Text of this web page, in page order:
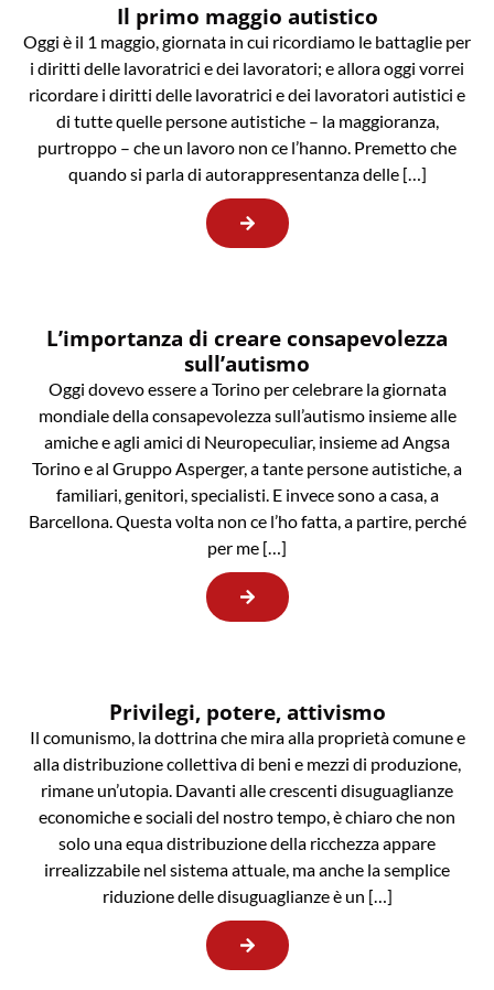
Il primo maggio autistico
Oggi è il 1 maggio, giornata in cui ricordiamo le battaglie per
i diritti delle lavoratrici e dei lavoratori; e allora oggi vorrei
ricordare i diritti delle lavoratrici e dei lavoratori autistici e
di tutte quelle persone autistiche – la maggioranza,
purtroppo – che un lavoro non ce l’hanno. Premetto che
quando si parla di autorappresentanza delle […]
L’importanza di creare consapevolezza
sull’autismo
Oggi dovevo essere a Torino per celebrare la giornata
mondiale della consapevolezza sull’autismo insieme alle
amiche e agli amici di Neuropeculiar, insieme ad Angsa
Torino e al Gruppo Asperger, a tante persone autistiche, a
familiari, genitori, specialisti. E invece sono a casa, a
Barcellona. Questa volta non ce l’ho fatta, a partire, perché
per me […]
Privilegi, potere, attivismo
Il comunismo, la dottrina che mira alla proprietà comune e
alla distribuzione collettiva di beni e mezzi di produzione,
rimane un’utopia. Davanti alle crescenti disuguaglianze
economiche e sociali del nostro tempo, è chiaro che non
solo una equa distribuzione della ricchezza appare
irrealizzabile nel sistema attuale, ma anche la semplice
riduzione delle disuguaglianze è un […]